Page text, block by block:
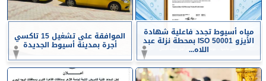
مياه أسيوط تجدد فاعلية شهادة
الأيزو ISO 50001 بمحطة نزلة عبد
اللاه...
الموافقة على تشغيل 15 تاكسي
أجرة بمدينة أسيوط الجديدة